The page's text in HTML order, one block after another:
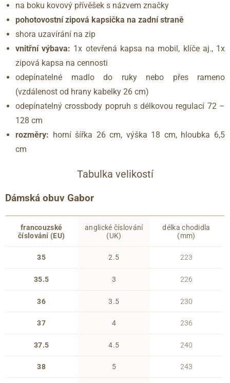
na boku kovový přívěšek s názvem značky
pohotovostní zipová kapsička na zadní straně
shora uzavírání na zip
vnitřní výbava: 1x otevřená kapsa na mobil, klíče aj., 1x
zipová kapsa na cennosti
odepínatelné madlo do ruky nebo přes rameno
(vzdálenost od hrany kabelky 26 cm)
odepínatelný crossbody popruh s délkovou regulací 72 –
128 cm
rozměry: horní šířka 26 cm, výška 18 cm, hloubka 6,5
cm
Tabulka velikostí
Dámská obuv Gabor
francouzské
číslování (EU)
35
35.5
36
37
37.5
38
anglické číslování
(UK)
2.5
3
3.5
4
4.5
5
délka chodidla
(mm)
223
226
230
236
240
243